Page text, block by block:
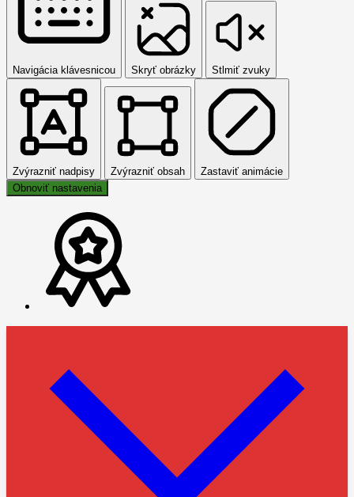
Navigácia klávesnicou Skryť obrázky Stlmiť zvuky
Zvýrazniť nadpisy Zvýrazniť obsah
Zastaviť animácie
Obnoviť nastavenia